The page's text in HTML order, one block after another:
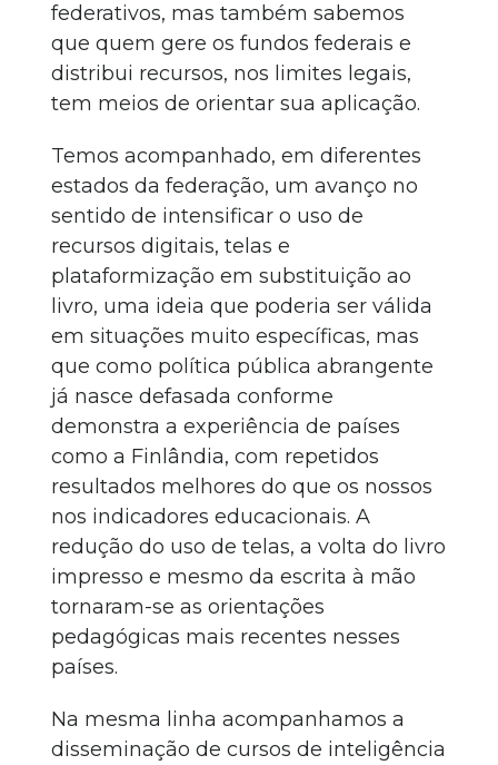
federativos, mas também sabemos
que quem gere os fundos federais e
distribui recursos, nos limites legais,
tem meios de orientar sua aplicação.
Temos acompanhado, em diferentes
estados da federação, um avanço no
sentido de intensificar o uso de
recursos digitais, telas e
plataformização em substituição ao
livro, uma ideia que poderia ser válida
em situações muito específicas, mas
que como política pública abrangente
já nasce defasada conforme
demonstra a experiência de países
como a Finlândia, com repetidos
resultados melhores do que os nossos
nos indicadores educacionais. A
redução do uso de telas, a volta do livro
impresso e mesmo da escrita à mão
tornaram-se as orientações
pedagógicas mais recentes nesses
países.
Na mesma linha acompanhamos a
disseminação de cursos de inteligência